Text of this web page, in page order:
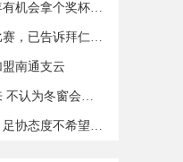
阿尔特塔执教枪手五周年，詹俊：今年有机会拿个奖杯么 ​​​
18岁澳国脚伊兰昆达：我想踢一线队比赛，已告诉拜仁希望被外租
南通支云
瓜帅：当你跌倒6次后需要第7次爬起来 不认为冬窗会有人离队
媒体人：准入名单通过因大形势变化，足协态度不希望球队解散